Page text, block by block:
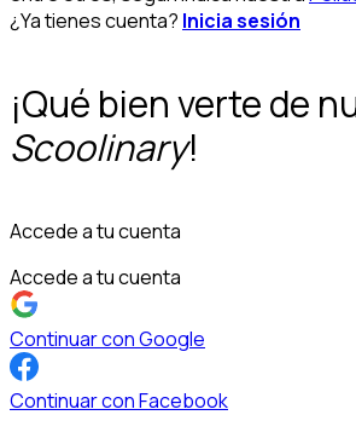
¿Ya tienes cuenta? Inicia sesión
¡Qué bien verte de
Scoolinary!
Accede a tu cuenta
Accede a tu cuenta
Continuar con Google
Continuar con Facebook